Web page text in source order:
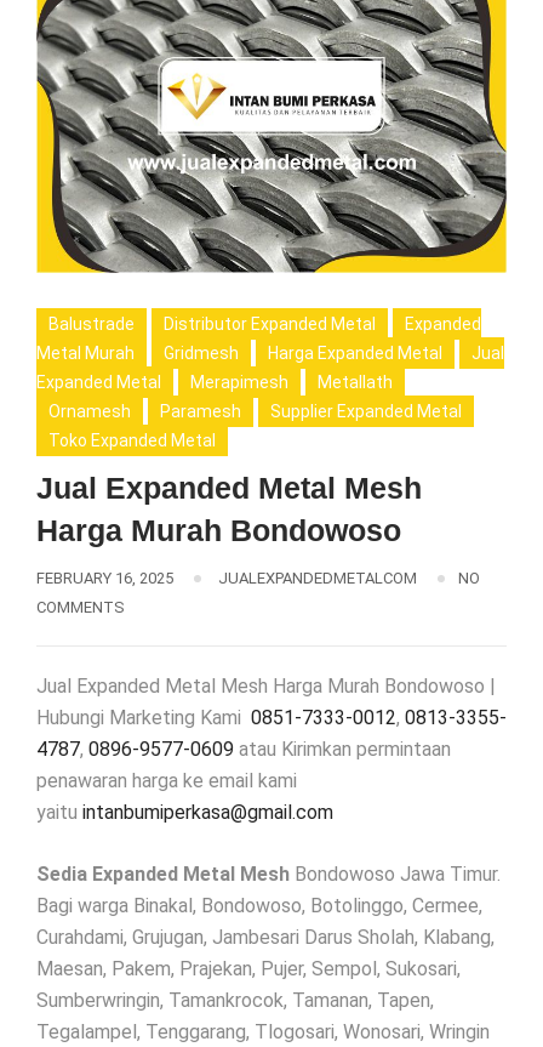
Balustrade Distributor Expanded Metal
Expanded
Metal Murah
Gridmesh Harga Expanded Metal
Jual
Expanded Metal
Merapimesh
Metallath
Ornamesh
Paramesh
Supplier Expanded Metal
Toko Expanded Metal
Jual Expanded Metal Mesh
Harga Murah Bondowoso
FEBRUARY 16, 2025 JUALEXPANDEDMETALCOM
NO
COMMENTS
Jual Expanded Metal Mesh Harga Murah Bondowoso |
Hubungi Marketing Kami 0851-7333-0012, 0813-3355-
4787, 0896-9577-0609 atau Kirimkan permintaan
penawaran harga ke email kami
yaitu intanbumiperkasa@gmail.com
Sedia Expanded Metal Mesh Bondowoso Jawa Timur.
Bagi warga Binakal, Bondowoso, Botolinggo, Cermee,
Curahdami, Grujugan, Jambesari Darus Sholah, Klabang,
Maesan, Pakem, Prajekan, Pujer, Sempol, Sukosari,
Sumberwringin, Tamankrocok, Tamanan, Tapen,
Tegalampel, Tenggarang, Tlogosari, Wonosari, Wringin